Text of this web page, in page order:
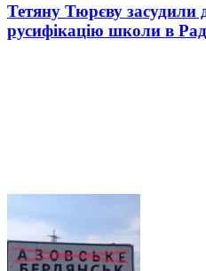
Тетяну Тюрєву засудили
русифікацію школи в